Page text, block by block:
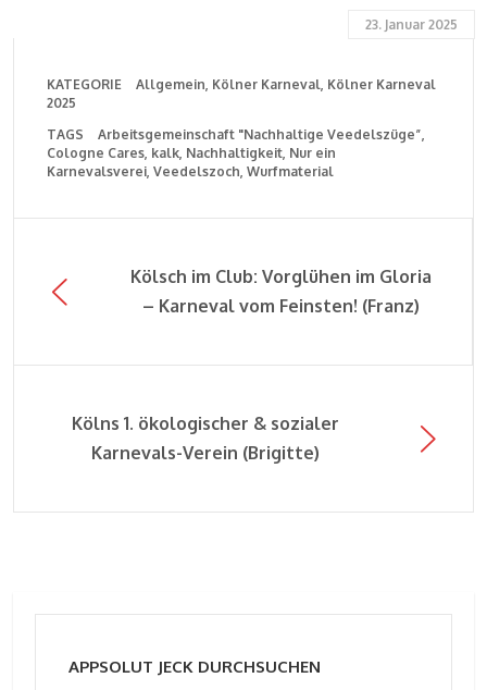
23. Januar 2025
KATEGORIE Allgemein Kölner Karneval Kölner Karneval
2025
TAGS
Arbeitsgemeinschaft "Nachhaltige Veedelszüge”
Cologne Cares kalk Nachhaltigkeit Nur ein
Karnevalsverei Veedelszoch Wurfmaterial
Kölsch im Club: Vorglühen im Gloria
– Karneval vom Feinsten! (Franz)
Kölns 1. ökologischer & sozialer
Karnevals-Verein (Brigitte)
APPSOLUT JECK DURCHSUCHEN